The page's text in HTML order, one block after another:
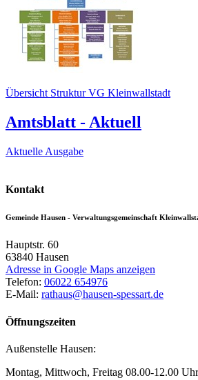
Übersicht Struktur VG Kleinwallstadt
Amtsblatt - Aktuell
Aktuelle Ausgabe
Kontakt
Gemeinde Hausen - Verwaltungsgemeinschaft
Hauptstr. 60
63840 Hausen
Adresse in Google Maps anzeigen
Telefon: 06022 654976
E-Mail: rathaus@hausen-spessart.de
Öffnungszeiten
Außenstelle Hausen:
Montag, Mittwoch, Freitag 08.00-12.00 Uhr